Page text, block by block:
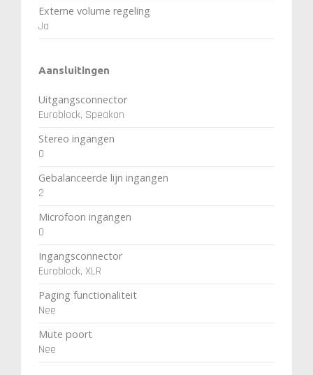
Externe volume regeling
Ja
Aansluitingen
Uitgangsconnector
Euroblock, Speakon
Stereo ingangen
0
Gebalanceerde lijn ingangen
2
Microfoon ingangen
0
Ingangsconnector
Euroblock, XLR
Paging functionaliteit
Nee
Mute poort
Nee